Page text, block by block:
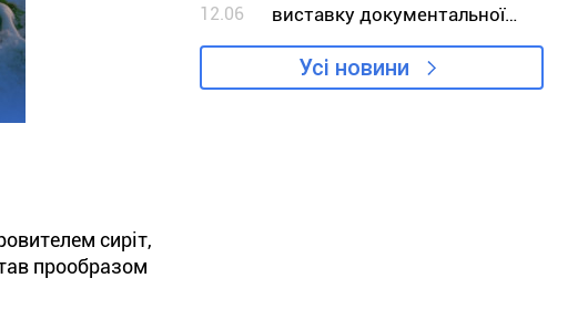
сиріт,
прообразом
12.06
виставку документальної
фотографії
Усі новини